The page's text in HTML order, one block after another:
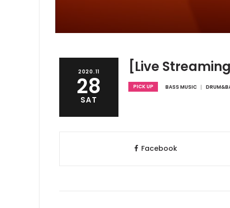
2020.11
28
SAT
[Live
PICK UP BASS MUSIC
Facebook